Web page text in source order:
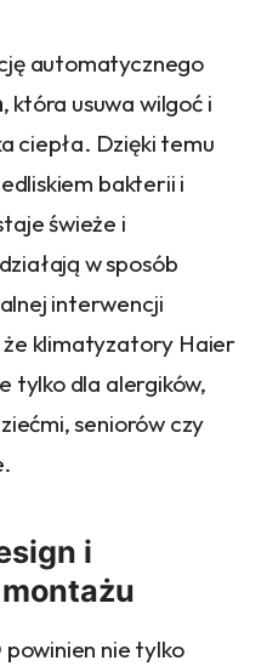
automatycznego
, która usuwa wilgoć i
ciepła. Dzięki temu
bakterii i
świeże i
w sposób
interwencji
że klimatyzatory Haier
tylko dla alergików,
seniorów czy
i
nie tylko